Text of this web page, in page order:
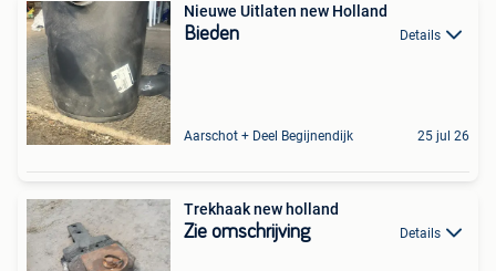
Nieuwe Uitlaten new Holland
Bieden Details
Aarschot + Deel Begijnendijk 25 jul 26
Trekhaak new holland
Zie omschrijving Details